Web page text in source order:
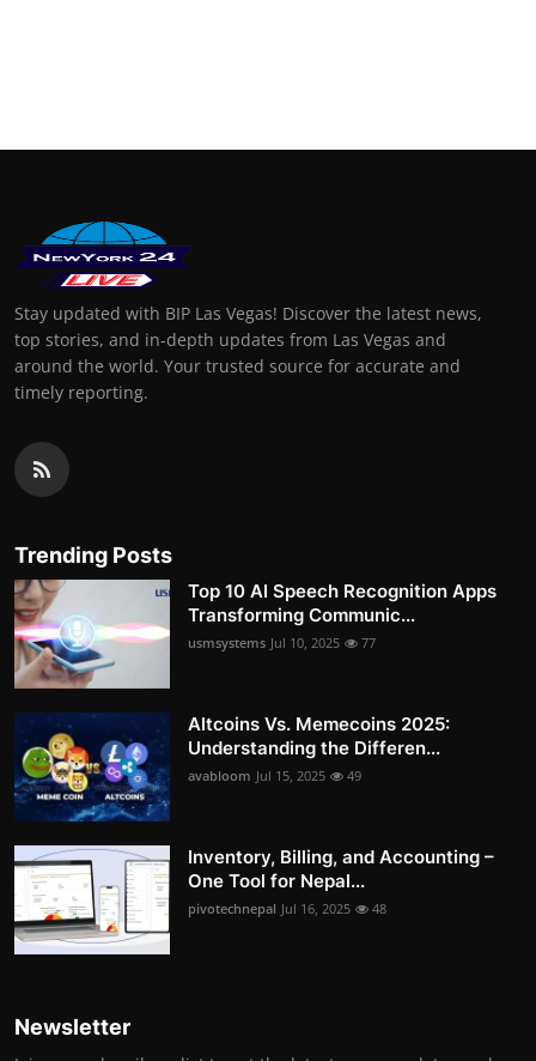
Stay updated with BIP Las Vegas! Discover the latest news,
top stories, and in-depth updates from Las Vegas and
around the world. Your trusted source for accurate and
timely reporting.
Trending Posts
Top 10 AI Speech Recognition Apps
Transforming Communic...
usmsystems Jul 10, 2025 77
Altcoins Vs. Memecoins 2025:
Understanding the Differen...
avabloom Jul 15, 2025 49
Inventory, Billing, and Accounting –
One Tool for Nepal...
pivotechnepal Jul 16, 2025 48
Newsletter